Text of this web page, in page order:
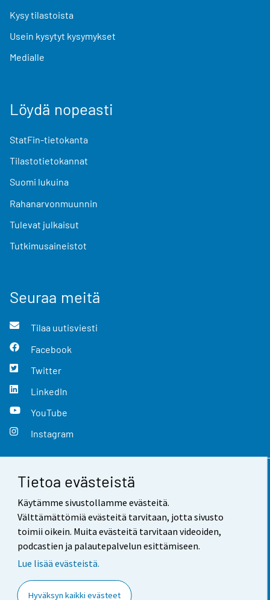
Tietoa evästeistä
Käytämme sivustollamme evästeitä.
Välttämättömiä evästeitä tarvitaan, jotta sivusto
toimii oikein. Muita evästeitä tarvitaan videoiden,
podcastien ja palautepalvelun esittämiseen.
Lue lisää evästeistä.
Hyväksyn kaikki evästeet
Kysy tilastoista
Usein kysytyt kysymykset
Medialle
Löydä nopeasti
StatFin-tietokanta
Tilastotietokannat
Suomi lukuina
Rahanarvonmuunnin
Tulevat julkaisut
Tutkimusaineistot
Seuraa meitä
Tilaa uutisviesti
Facebook
Twitter
LinkedIn
YouTube
Instagram
Yhteystiedot
Palaute
Käyttöehdot
Saavutettavuus